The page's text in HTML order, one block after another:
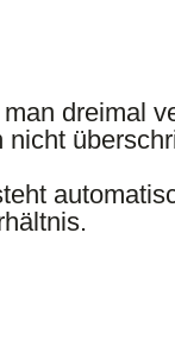
dreimal
nicht